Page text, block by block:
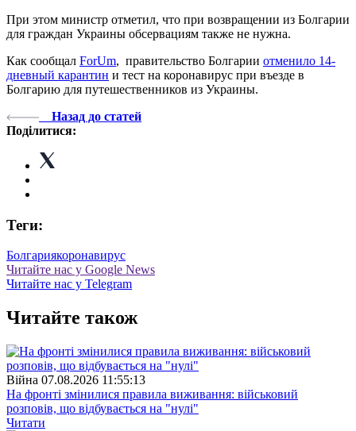
При этом министр отметил, что при возвращении из Болгарии
для граждан Украины обсервациям также не нужна.
Как сообщал ForUm, правительство Болгарии отменило 14-
дневный карантин и тест на коронавирус при въезде в
Болгарию для путешественников из Украины.
Назад до статей
Поділитися:
Теги:
Болгариякоронавирус
Читайте нас у Google News
Читайте нас у Telegram
Читайте також
Війна 07.08.2026 11:55:13
На фронті змінилися правила виживання: військовий
розповів, що відбувається на "нулі"
Читати